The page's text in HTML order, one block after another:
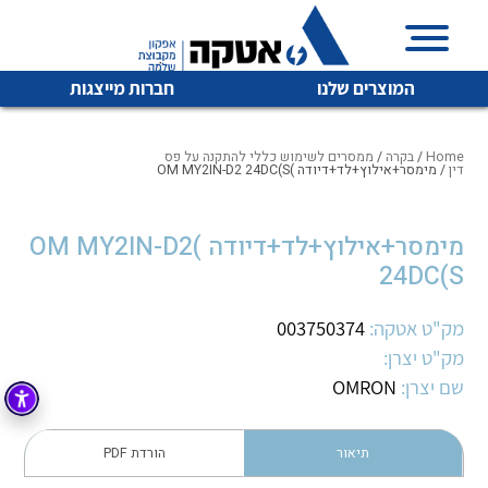
המוצרים שלנו חברות מייצגות
איכות | שרות | זמינות
אטקה בע”מ היא החברה הגדולה והמובילה בישראל בשיווק
מיתוג, בקרה , ואינסטלציה חשמלית ופעילה ב7 תחומים:
חשמל
קופסאות וארונות לחשמל, בקרה ואלקטרוניקה
לכל מוצרי היצרן לכל מוצרי היצרן
לכל מוצרי היצרן לכל מוצרי היצרן
Home
/בקרה / ממסרים לשימוש כללי להתקנה על פס
דין/ מימסר+אילוץ+לד+דיודה )OM MY2IN-D2 24DC(S
מימסר+אילוץ+לד+דיודה )OM MY2IN-D2
24DC(S
מק"ט אטקה: 003750374
מק"ט יצרן:
שם יצרן: OMRON
תיאור הורדת PDF